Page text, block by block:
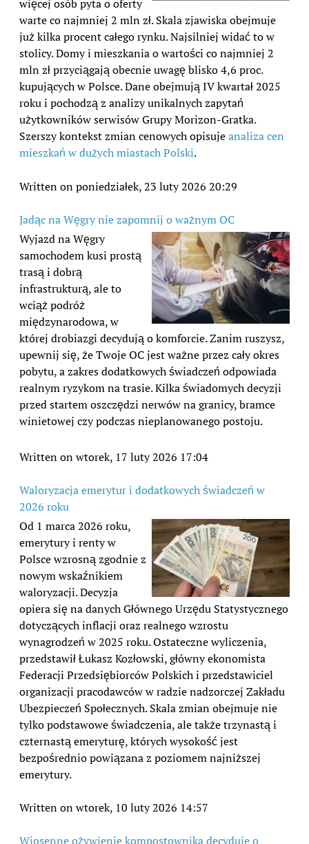
więcej osób pyta o oferty
warte co najmniej 2 mln zł. Skala zjawiska obejmuje
już kilka procent całego rynku. Najsilniej widać to w
stolicy. Domy i mieszkania o wartości co najmniej 2
mln zł przyciągają obecnie uwagę blisko 4,6 proc.
kupujących w Polsce. Dane obejmują IV kwartał 2025
roku i pochodzą z analizy unikalnych zapytań
użytkowników serwisów Grupy Morizon-Gratka.
Szerszy kontekst zmian cenowych opisujeanaliza cen
mieszkań w dużych miastach Polski.
Written on poniedziałek, 23 luty 2026 20:29
Jadąc na Węgry nie zapomnij o ważnym OC
Wyjazd na Węgry
samochodem kusi prostą
trasą i dobrą
infrastrukturą, ale to
wciąż podróż
międzynarodowa, w
której drobiazgi decydują o komforcie. Zanim ruszysz,
upewnij się, że Twoje OC jest ważne przez cały okres
pobytu, a zakres dodatkowych świadczeń odpowiada
realnym ryzykom na trasie. Kilka świadomych decyzji
przed startem oszczędzi nerwów na granicy, bramce
winietowej czy podczas nieplanowanego postoju.
Written on wtorek, 17 luty 2026 17:04
Waloryzacja emerytur i dodatkowych świadczeń w
2026 roku
Od 1 marca 2026 roku,
emerytury i renty w
Polsce wzrosną zgodnie z
nowym wskaźnikiem
waloryzacji. Decyzja
opiera się na danych Głównego Urzędu Statystycznego
dotyczących inflacji oraz realnego wzrostu
wynagrodzeń w 2025 roku. Ostateczne wyliczenia,
przedstawił Łukasz Kozłowski, główny ekonomista
Federacji Przedsiębiorców Polskich i przedstawiciel
organizacji pracodawców w radzie nadzorczej Zakładu
Ubezpieczeń Społecznych. Skala zmian obejmuje nie
tylko podstawowe świadczenia, ale także trzynastą i
czternastą emeryturę, których wysokość jest
bezpośrednio powiązana z poziomem najniższej
emerytury.
Written on wtorek, 10 luty 2026 14:57
Wiosenne ożywienie kompostownika decyduje o